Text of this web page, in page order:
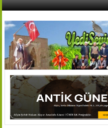
İçeriğe
AFŞİN
YEDİSEVİN
HABER